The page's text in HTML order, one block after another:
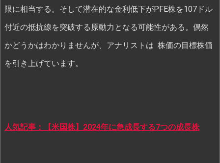
限に相当する。そして潜在的な金利低下がPFE株を107ドル
付近の抵抗線を突破する原動力となる可能性がある。偶然
かどうかはわかりませんが、アナリストは 株価の目標株価
を引き上げています。
人気記事：【米国株】2024年に急成長する7つの成長株